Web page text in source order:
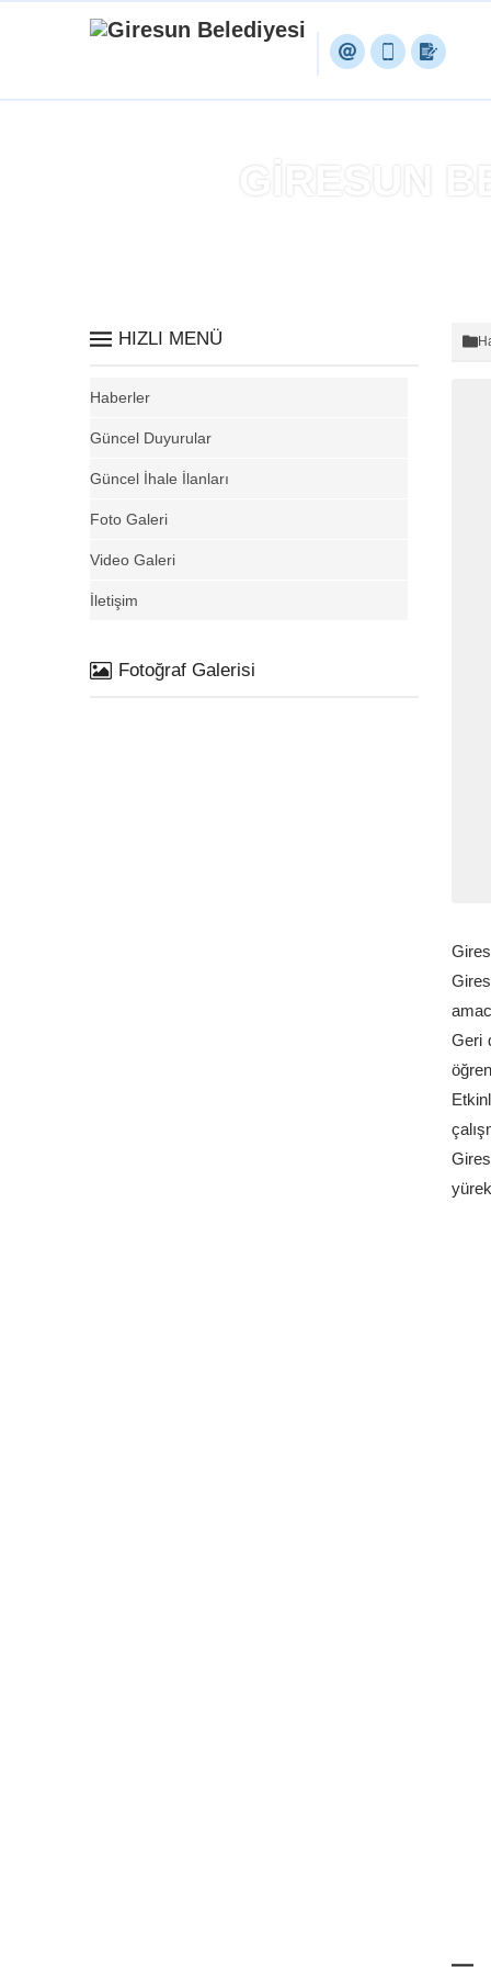
GİRESUN
Geri
HIZLI MENÜ
Haberler
Güncel Duyurular
Güncel İhale İlanları
Foto Galeri
Video Galeri
İletişim
Fotoğraf Galerisi